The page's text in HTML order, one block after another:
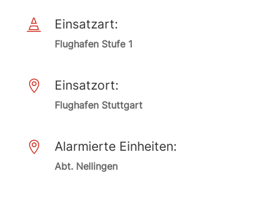
 Einsatzart:
Flughafen Stufe 1
 Einsatzort:
Flughafen Stuttgart
 Alarmierte Einheiten:
Abt. Nellingen